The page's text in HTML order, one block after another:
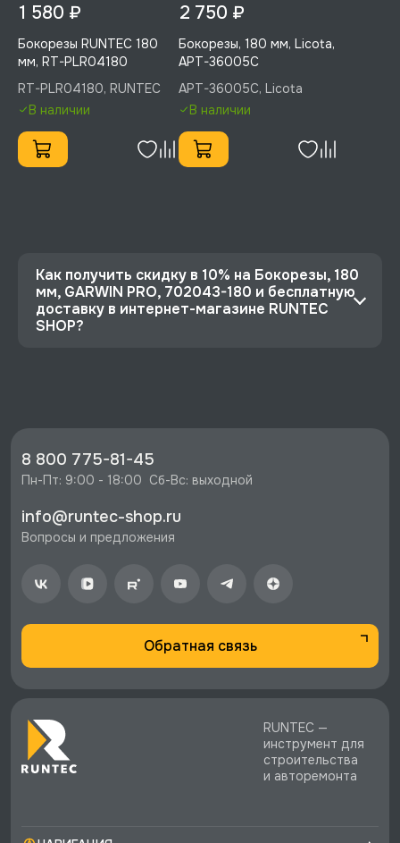
1 580 ₽
Бокорезы RUNTEC 180
мм, RT-PLR04180
RT-PLR04180, RUNTEC
В наличии
2 750 ₽
Бокорезы, 180 мм, Licota,
APT-36005C
APT-36005C, Licota
В наличии
Как получить скидку в 10% на Бокорезы, 180
мм, GARWIN PRO, 702043-180 и бесплатную
доставку в интернет-магазине RUNTEC
SHOP?
⚡️ Бесплатная доставка в Москве, Санкт-
Петербурге и по РФ, если она меньше 10%
♥️ Наличие товаров, Программа лояльности,
8 800 775-81-45
Пн-Пт: 9:00 - 18:00  Сб-Вс: выходной
info@runtec-shop.ru
Вопросы и предложения
Обратная связь
RUNTEC —
инструмент для
строительства
и авторемонта